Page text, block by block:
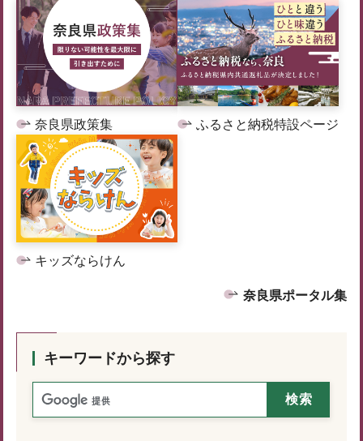
奈良県政策集 ふるさと納税特設ページ
キッズならけん
奈良県ポータル集
キーワードから探す